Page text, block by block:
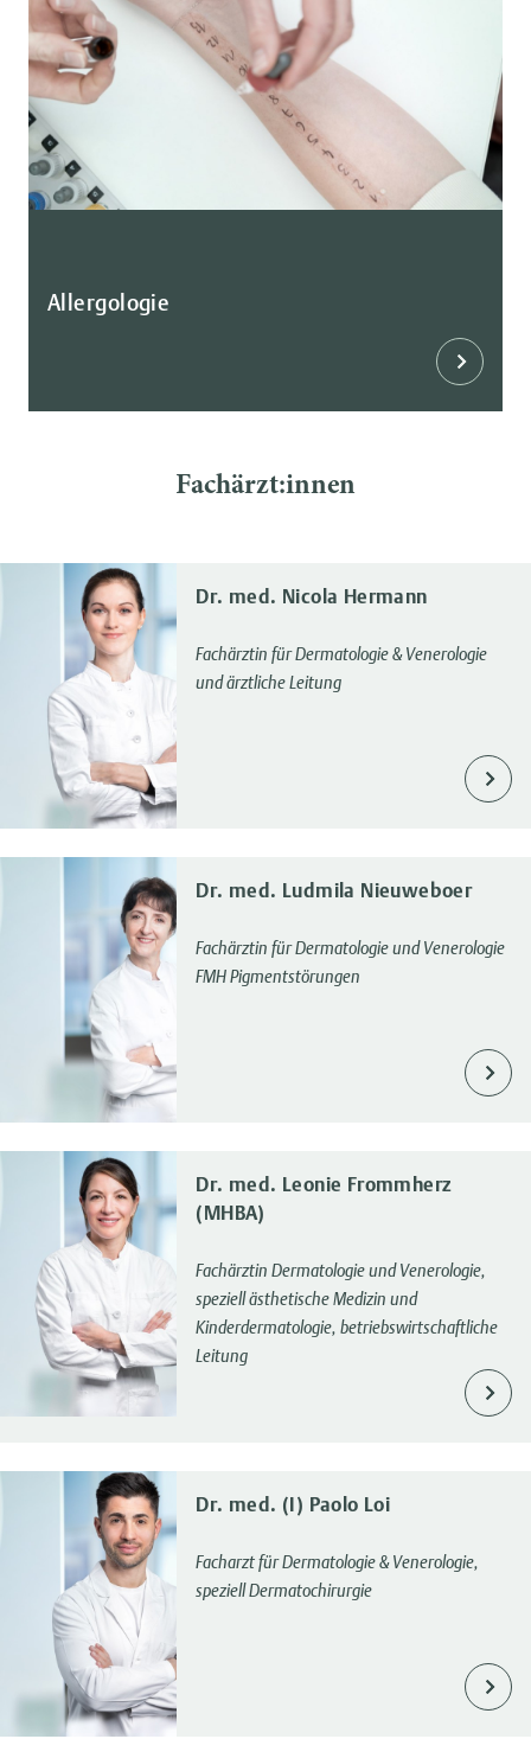
Allergologie
Fachärzt:innen
Dr. med. Nicola Hermann
Fachärztin für Dermatologie & Venerologie
und ärztliche Leitung
Dr. med. Ludmila Nieuweboer
Fachärztin für Dermatologie und Venerologie
FMH Pigmentstörungen
Dr. med. Leonie Frommherz
(MHBA)
Fachärztin Dermatologie und Venerologie,
speziell ästhetische Medizin und
Kinderdermatologie, betriebswirtschaftliche
Leitung
Dr. med. (I) Paolo Loi
Facharzt für Dermatologie & Venerologie,
speziell Dermatochirurgie